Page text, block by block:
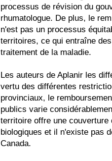
processus de révision du
rhumatologue. De plus, le
n'est pas un processus
territoires, ce qui entraîne
traitement de la maladie.
Les auteurs de Aplanir les
vertu des différentes
provinciaux, le
publics varie
territoire offre une
biologiques et il n'existe pas
Canada.